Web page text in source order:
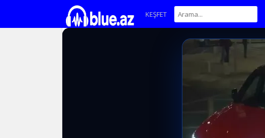
KEŞFET